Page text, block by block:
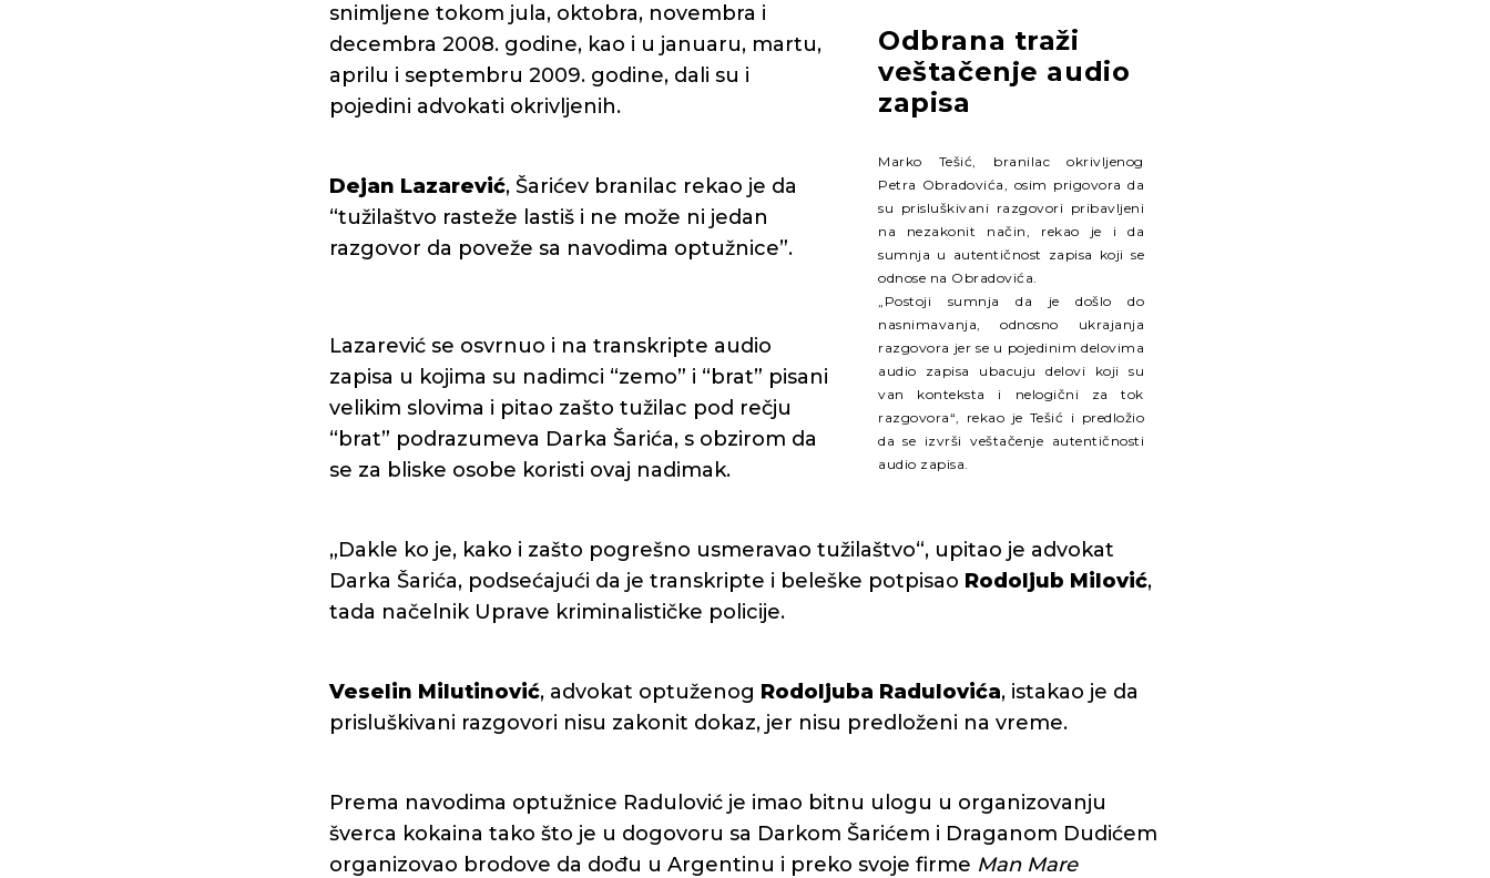
Odbrana traži
veštačenje audio
zapisa
Marko Tešić, branilac okrivljenog
Petra Obradovića, osim prigovora da
su prisluškivani razgovori pribavljeni
na nezakonit način, rekao je i da
sumnja u autentičnost zapisa koji se
odnose na Obradovića.
„Postoji sumnja da je došlo do
nasnimavanja, odnosno ukrajanja
razgovora jer se u pojedinim delovima
audio zapisa ubacuju delovi koji su
van konteksta i nelogični za tok
razgovora“, rekao je Tešić i predložio
da se izvrši veštačenje autentičnosti
audio zapisa.
snimljene tokom jula, oktobra, novembra i
decembra 2008. godine, kao i u januaru, martu,
aprilu i septembru 2009. godine, dali su i
pojedini advokati okrivljenih.
Dejan Lazarević, Šarićev branilac rekao je da
“tužilaštvo rasteže lastiš i ne može ni jedan
razgovor da poveže sa navodima optužnice”.
Lazarević se osvrnuo i na transkripte audio
zapisa u kojima su nadimci “zemo” i “brat” pisani
velikim slovima i pitao zašto tužilac pod rečju
“brat” podrazumeva Darka Šarića, s obzirom da
se za bliske osobe koristi ovaj nadimak.
„Dakle ko je, kako i zašto pogrešno usmeravao tužilaštvo“, upitao je advokat
Darka Šarića, podsećajući da je transkripte i beleške potpisao Rodoljub Milović,
tada načelnik Uprave kriminalističke policije.
Veselin Milutinović, advokat optuženog Rodoljuba Radulovića, istakao je da
prisluškivani razgovori nisu zakonit dokaz, jer nisu predloženi na vreme.
Prema navodima optužnice Radulović je imao bitnu ulogu u organizovanju
šverca kokaina tako što je u dogovoru sa Darkom Šarićem i Draganom Dudićem
organizovao brodove da dođu u Argentinu i preko svoje firme Man Mare